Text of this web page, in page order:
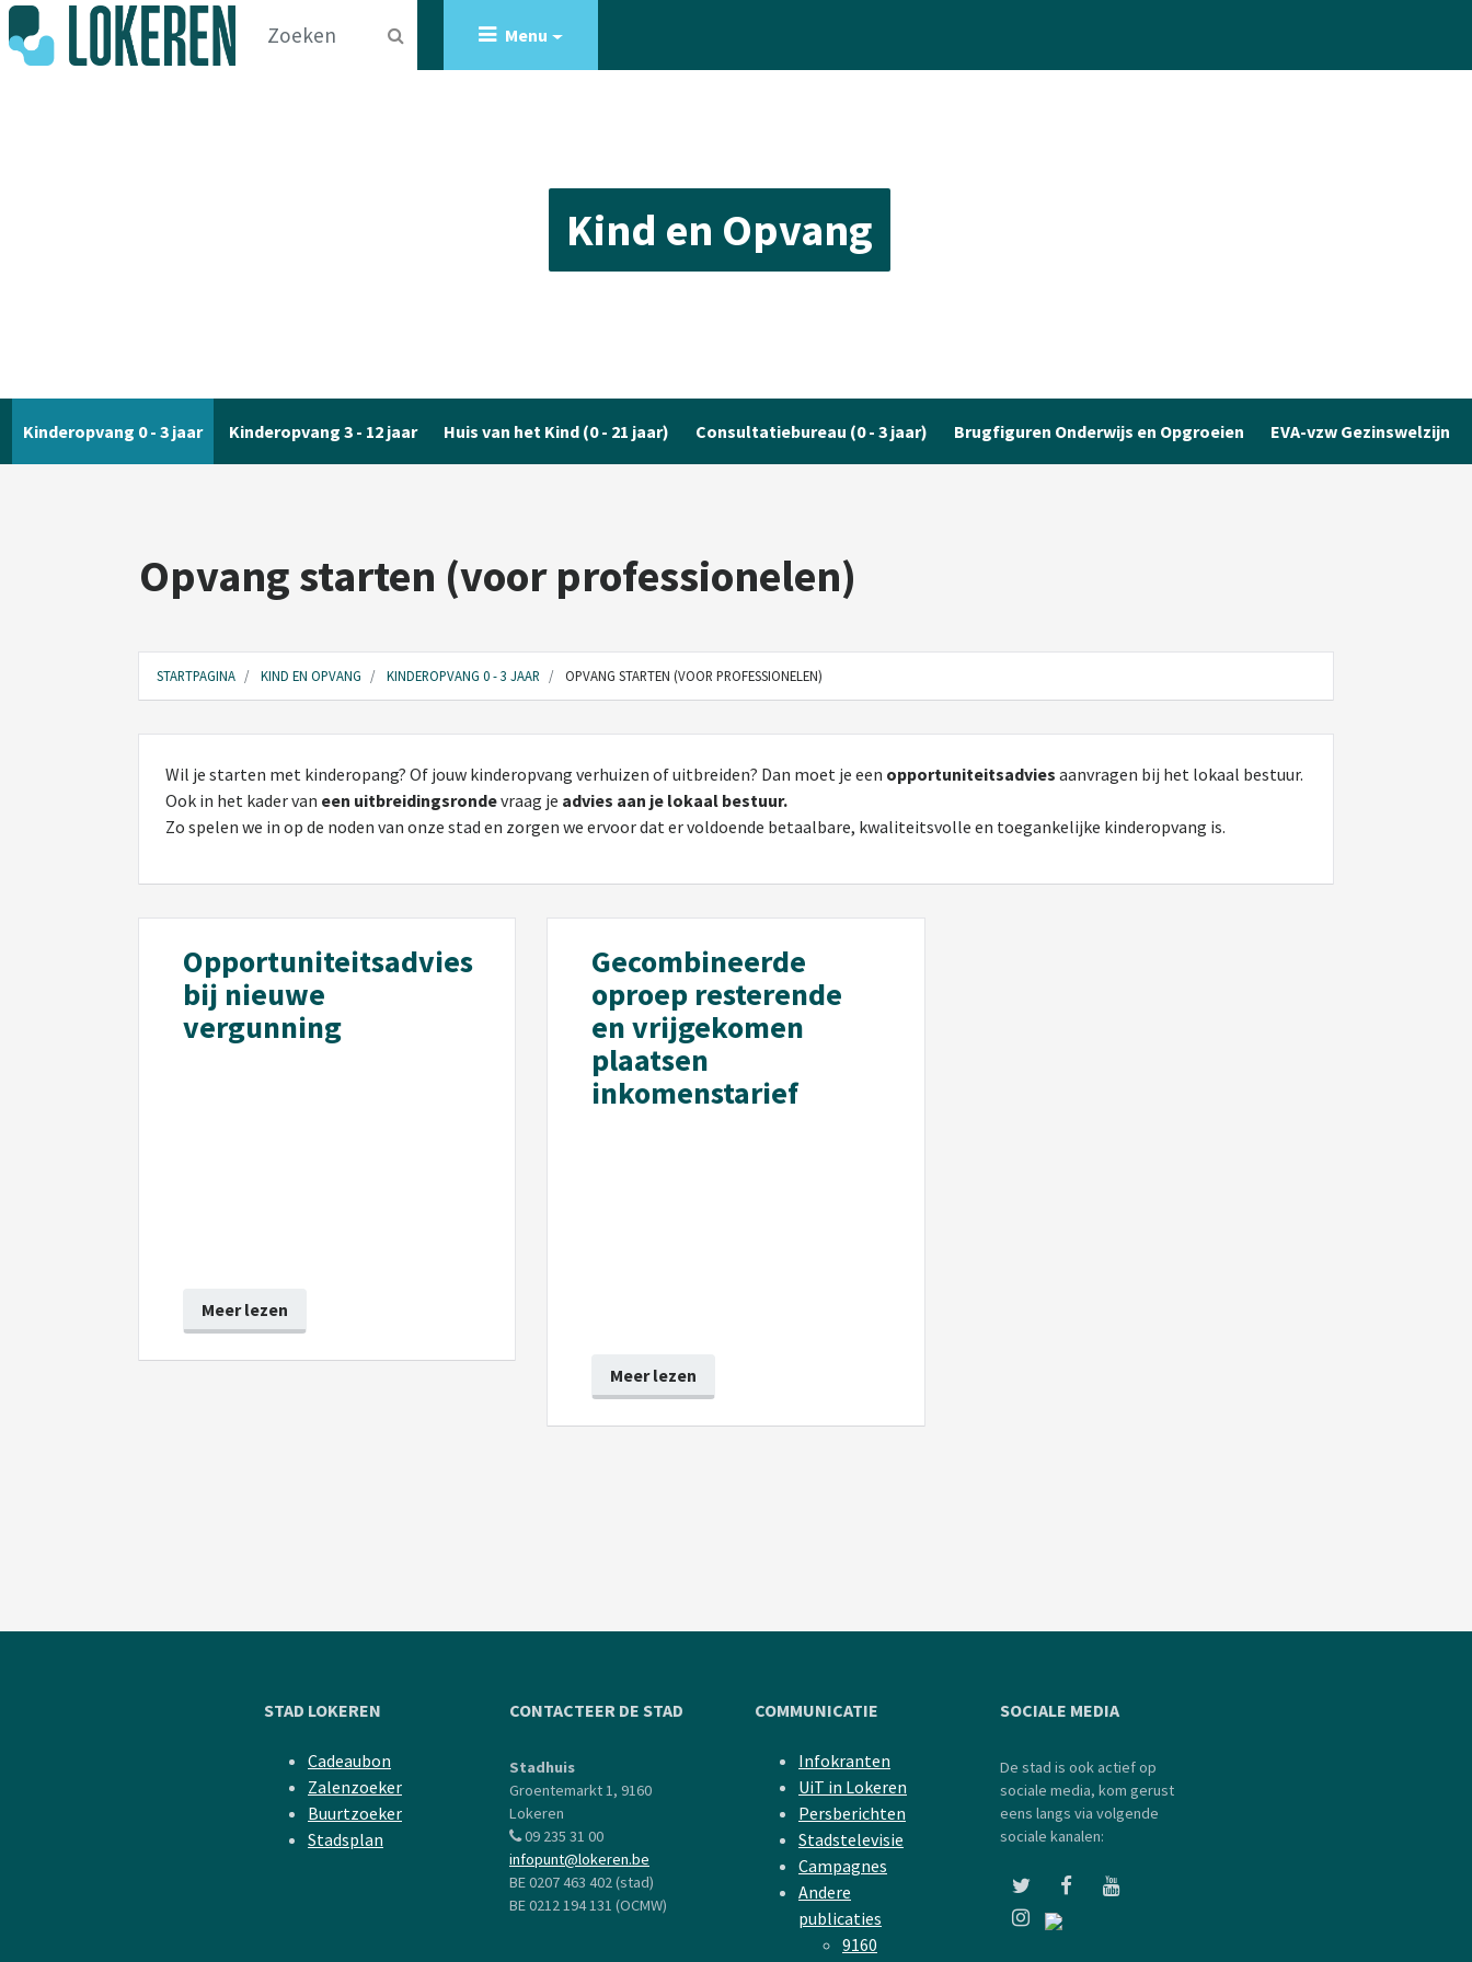
Menu
Kind en Opvang
Kinderopvang 0 - 3 jaar Kinderopvang 3 - 12 jaar Huis van het Kind (0 - 21 jaar) Consultatiebureau (0 - 3 jaar) Brugfiguren Onderwijs en Opgroeien EVA-vzw Gezinswelzijn
Opvang starten (voor professionelen)
STARTPAGINA KIND EN OPVANG KINDEROPVANG 0 - 3 JAAR OPVANG STARTEN (VOOR PROFESSIONELEN)
Wil je starten met kinderopang? Of jouw kinderopvang verhuizen of uitbreiden? Dan moet je een opportuniteitsadvies aanvragen bij het lokaal bestuur.
Ook in het kader van een uitbreidingsrondevraag je advies aan je lokaal bestuur.
Zo spelen we in op de noden van onze stad en zorgen we ervoor dat er voldoende betaalbare, kwaliteitsvolle en toegankelijke kinderopvang is.
Opportuniteitsadvies
bij nieuwe
vergunning
Meer lezen
Gecombineerde
oproep resterende
en vrijgekomen
plaatsen
inkomenstarief
Meer lezen
STAD LOKEREN
Cadeaubon
Zalenzoeker
Buurtzoeker
Stadsplan
CONTACTEER DE STAD
Stadhuis
Groentemarkt 1, 9160
Lokeren
09 235 31 00
infopunt@lokeren.be
BE 0207 463 402 (stad)
BE 0212 194 131 (OCMW)
COMMUNICATIE
Infokranten
UiT in Lokeren
Persberichten
Stadstelevisie
Campagnes
Andere
publicaties
9160
SOCIALE MEDIA
De stad is ook actief op
sociale media, kom gerust
eens langs via volgende
sociale kanalen: